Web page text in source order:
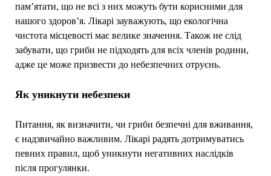
пам’ятати, що не всі з них можуть бути корисними для
нашого здоров’я. Лікарі зауважують, що екологічна
чистота місцевості має велике значення. Також не слід
забувати, що гриби не підходять для всіх членів родини,
адже це може призвести до небезпечних отруєнь.
Як уникнути небезпеки
Питання, як визначити, чи гриби безпечні для вживання,
є надзвичайно важливим. Лікарі радять дотримуватись
певних правил, щоб уникнути негативних наслідків
після прогулянки.